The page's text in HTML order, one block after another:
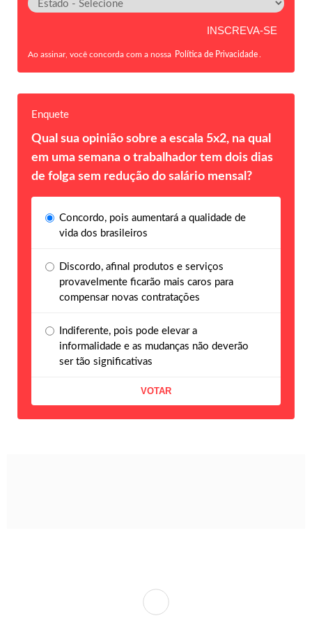
Ao assinar, você concorda com a nossa Política de Privacidade
Enquete
Qual sua opinião sobre a escala 5x2, na qual
em uma semana o trabalhador tem dois dias
de folga sem redução do salário mensal?
Concordo, pois aumentará a qualidade de
vida dos brasileiros
Discordo, afinal produtos e serviços
provavelmente ficarão mais caros para
compensar novas contratações
Indiferente, pois pode elevar a
informalidade e as mudanças não deverão
ser tão significativas